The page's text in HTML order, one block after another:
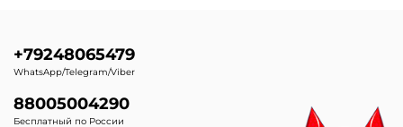
+79248065479
WhatsApp/Telegram/Viber
88005004290
Бесплатный по России